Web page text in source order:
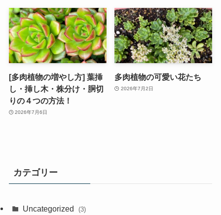
[多肉植物の増やし方] 葉挿
し・挿し木・株分け・胴切
りの４つの方法！
2026年7月6日
多肉植物の可愛い花たち
2026年7月2日
カテゴリー
Uncategorized (3)